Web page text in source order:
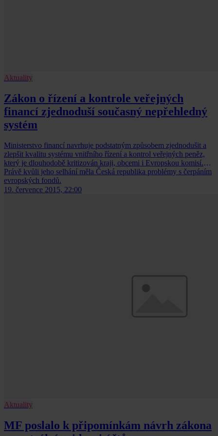
Aktuality
Zákon o řízení a kontrole veřejných
financí zjednoduší současný nepřehledný
systém
Ministerstvo financí navrhuje podstatným způsobem zjednodušit a
zlepšit kvalitu systému vnitřního řízení a kontrol veřejných peněz,
který je dlouhodobě kritizován kraji, obcemi i Evropskou komisí.
Právě kvůli jeho selhání měla Česká republika problémy s čerpáním
evropských fondů.
19. července 2015, 22:00
Aktuality
MF poslalo k připomínkám návrh zákona